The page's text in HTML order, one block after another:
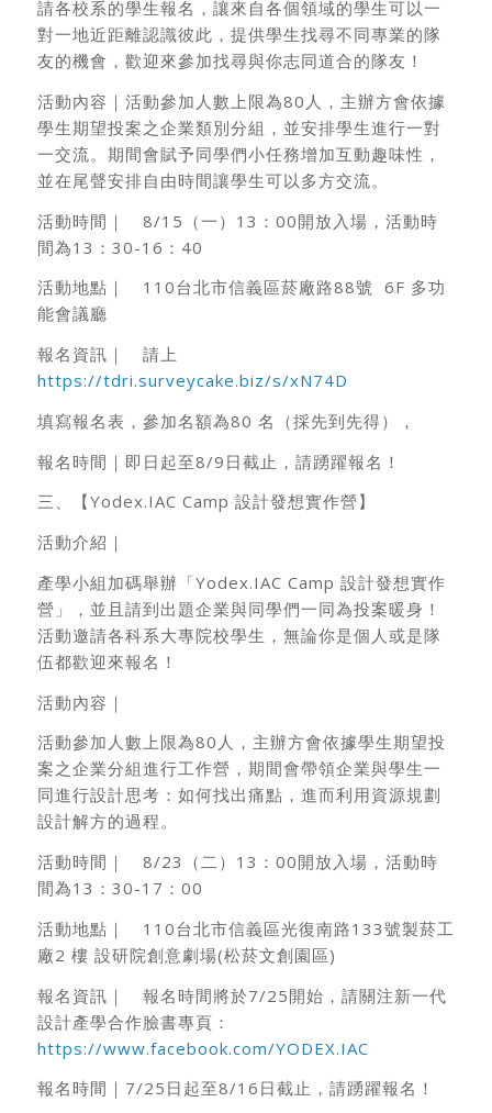
請各校系的學生報名，讓來自各個領域的學生可以一
對一地近距離認識彼此，提供學生找尋不同專業的隊
友的機會，歡迎來參加找尋與你志同道合的隊友！
活動內容｜活動參加人數上限為80人，主辦方會依據
學生期望投案之企業類別分組，並安排學生進行一對
一交流。期間會賦予同學們小任務增加互動趣味性，
並在尾聲安排自由時間讓學生可以多方交流。
活動時間｜ 8/15（一）13：00開放入場，活動時
間為13：30-16：40
活動地點｜ 110台北市信義區菸廠路88號 6F 多功
能會議廳
報名資訊｜ 請上
https://tdri.surveycake.biz/s/xN74D
填寫報名表，參加名額為80 名（採先到先得），
報名時間｜即日起至8/9日截止，請踴躍報名！
三、【Yodex.IAC Camp 設計發想實作營】
活動介紹｜
產學小組加碼舉辦「Yodex.IAC Camp 設計發想實作
營」，並且請到出題企業與同學們一同為投案暖身！
活動邀請各科系大專院校學生，無論你是個人或是隊
伍都歡迎來報名！
活動內容｜
活動參加人數上限為80人，主辦方會依據學生期望投
案之企業分組進行工作營，期間會帶領企業與學生一
同進行設計思考：如何找出痛點，進而利用資源規劃
設計解方的過程。
活動時間｜ 8/23（二）13：00開放入場，活動時
間為13：30-17：00
活動地點｜ 110台北市信義區光復南路133號製菸工
廠2 樓 設研院創意劇場(松菸文創園區)
報名資訊｜ 報名時間將於7/25開始，請關注新一代
設計產學合作臉書專頁：
https://www.facebook.com/YODEX.IAC
報名時間｜7/25日起至8/16日截止，請踴躍報名！